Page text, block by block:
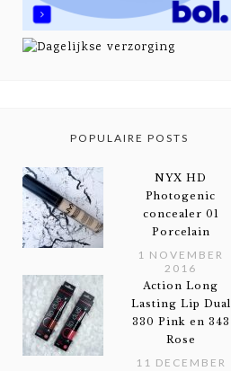
POPULAIRE POSTS
NYX HD
Photogenic
concealer 01
Porcelain
1 NOVEMBER
2016
Action Long
Lasting Lip Dual
330 Pink en 343
Rose
11 DECEMBER